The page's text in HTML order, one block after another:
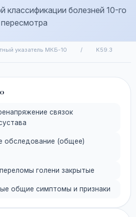
болезней 10-го
пересмотра
указатель МКБ-10 / K59.3
связок
обследование (общее)
голени закрытые
общие симптомы и признаки